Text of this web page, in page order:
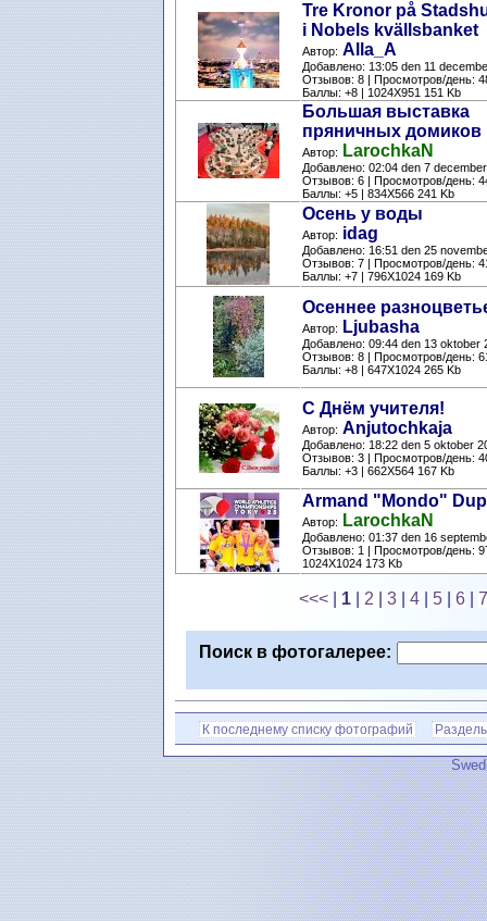
Tre Kronor på
i Nobels kvällsbanket
Автор: Alla_A
Добавлено: 13:05 den 11
Отзывов: 8 | Просмотров/день:
Баллы: +8 | 1024X951 151 Kb
Большая выставка
пряничных домиков
Автор: LarochkaN
Добавлено: 02:04 den 7
Отзывов: 6 | Просмотров/день:
Баллы: +5 | 834X566 241 Kb
Осень у воды
Автор: idag
Добавлено: 16:51 den 25
Отзывов: 7 | Просмотров/день:
Баллы: +7 | 796X1024 169 Kb
Осеннее
Автор: Ljubasha
Добавлено: 09:44 den 13 oktober
Отзывов: 8 | Просмотров/день:
Баллы: +8 | 647X1024 265 Kb
С Днём учителя!
Автор: Anjutochkaja
Добавлено: 18:22 den 5 oktober
Отзывов: 3 | Просмотров/день:
Баллы: +3 | 662X564 167 Kb
Armand "Mondo"
Автор: LarochkaN
Добавлено: 01:37 den 16
Отзывов: 1 | Просмотров/день:
1024X1024 173 Kb
<<< 1 2 3 4 5 6 7
Поиск в фотогалерее:
К последнему списку фотографий